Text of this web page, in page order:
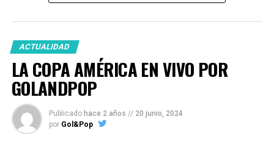
Se está cerrando un ciclo de varios deportistas,
sobre todo en los deportes grupales. ¿Como
tenia más energía. Fueron
muchos años, mucho
tiempo, mucha energía
puesta en este equipo”
Entrevista exclusiva conGOLANDPOP
¿Que sensaciones dejó este Juego Olímpico?
ACTUALIDAD
LA COPA AMÉRICA EN VIVO POR
GOLANDPOP
Publicado hace 2 años // 20 junio, 2024
por Gol&Pop